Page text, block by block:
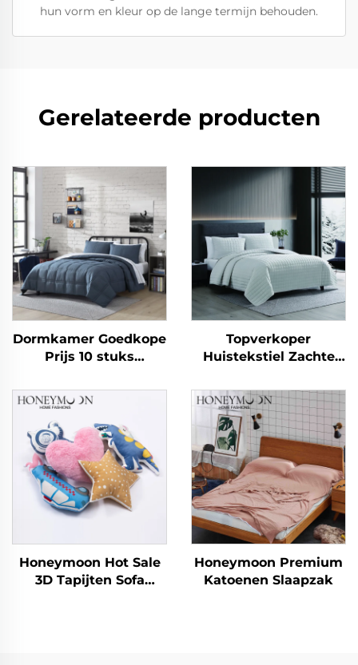
hun vorm en kleur op de lange termijn behouden.
Gerelateerde producten
Dormkamer Goedkope
Prijs 10 stuks
Comforter Set
Topverkoper
Huistekstiel Zachte
Omkeerbare
Slaapkamer
Beddenlinnen Plush
Sherpa Comforter en
Deken Sets
Honeymoon Hot Sale
3D Tapijten Sofa
Honeymoon Premium
Katoenen Slaapzak